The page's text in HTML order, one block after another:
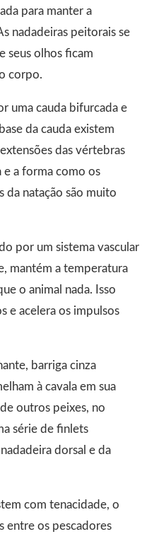
para manter a
nadadeiras peitorais se
seus olhos ficam
corpo.
uma cauda bifurcada e
da cauda existem
das vértebras
e a forma como os
da natação são muito
por um sistema vascular
mantém a temperatura
o animal nada. Isso
e acelera os impulsos
barriga cinza
à cavala em sua
outros peixes, no
série de finlets
dorsal e da
com tenacidade, o
entre os pescadores